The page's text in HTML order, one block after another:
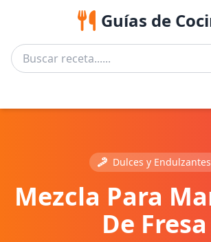
Guías de
Dulces y Endulzantes
Mezcla Para
De Fresa